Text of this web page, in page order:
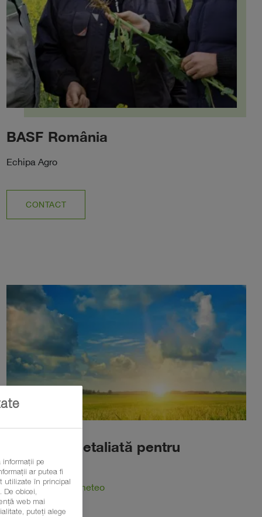
BASF România
Echipa Agro
CONTACT
Vremea detaliată pentru
fermieri
Află prognoza meteo
informații pe
ar putea fi
utilizate în principal
obicei,
web mai
puteți alege